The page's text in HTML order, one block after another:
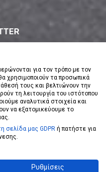
byKoolmetrix
για τον τρόπο με τον
χρησιμοποιούν τα προσωπικά
τους και βελτιώνουν την
τη λειτουργία του ιστότοπου
αναλυτικά στοιχεία και
να εξατομικεύουμε το
σελίδα μας GDPR ή πατήστε για
Ρυθμίσεις